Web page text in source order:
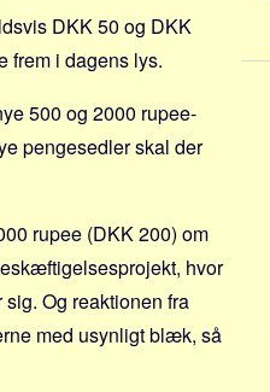
DKK 50 og DKK
frem i dagens lys.
500 og 2000 rupee-
pengesedler skal der
rupee (DKK 200) om
hvor
Og reaktionen fra
med usynligt blæk, så